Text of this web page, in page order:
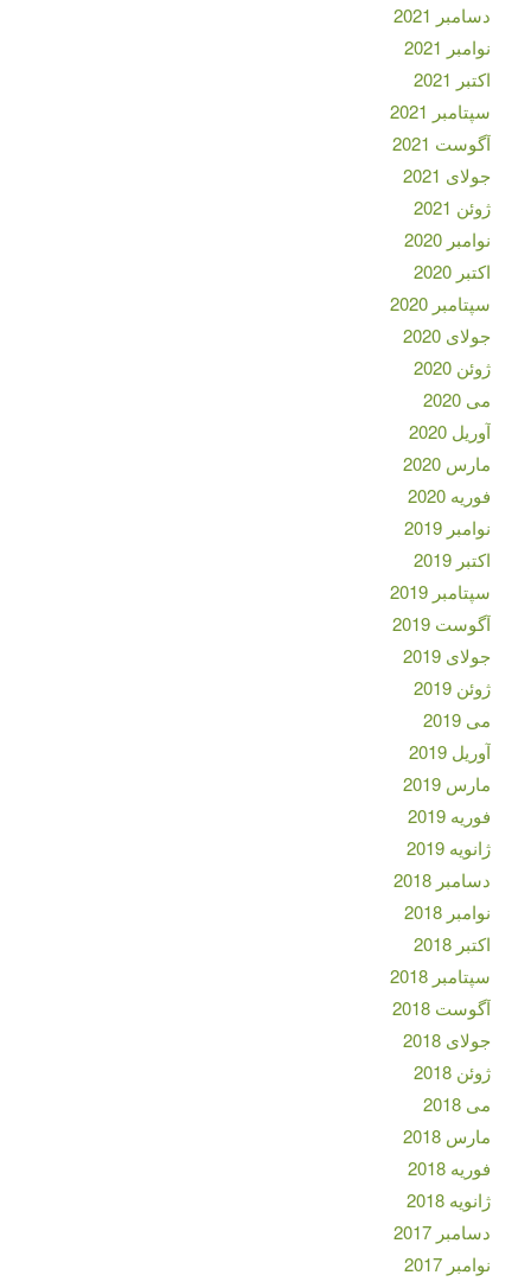
دسامبر 2021
نوامبر 2021
اکتبر 2021
سپتامبر 2021
آگوست 2021
جولای 2021
ژوئن 2021
نوامبر 2020
اکتبر 2020
سپتامبر 2020
جولای 2020
ژوئن 2020
می 2020
آوریل 2020
مارس 2020
فوریه 2020
نوامبر 2019
اکتبر 2019
سپتامبر 2019
آگوست 2019
جولای 2019
ژوئن 2019
می 2019
آوریل 2019
مارس 2019
فوریه 2019
ژانویه 2019
دسامبر 2018
نوامبر 2018
اکتبر 2018
سپتامبر 2018
آگوست 2018
جولای 2018
ژوئن 2018
می 2018
مارس 2018
فوریه 2018
ژانویه 2018
دسامبر 2017
نوامبر 2017